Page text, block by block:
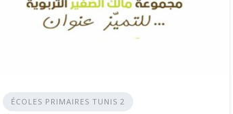
ÉCOLES PRIMAIRES TUNIS 2